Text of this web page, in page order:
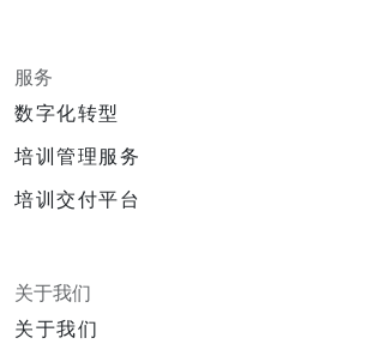
服务
数字化转型
培训管理服务
培训交付平台
关于我们
关于我们